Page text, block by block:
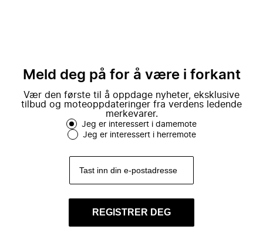
Meld deg på for å være i forkant
Vær den første til å oppdage nyheter, eksklusive
tilbud og moteoppdateringer fra verdens ledende
merkevarer.
Jeg er interessert i damemote
Jeg er interessert i herremote
REGISTRER DEG